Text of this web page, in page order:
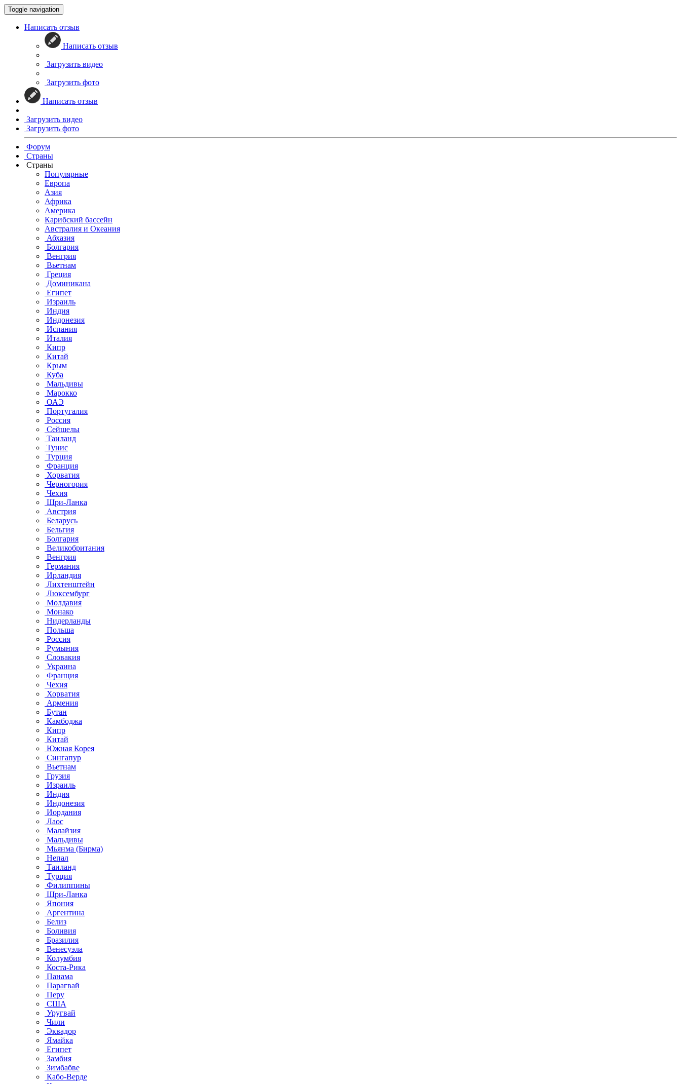
Toggle navigation
Написать отзыв
Написать отзыв
Загрузить видео
Загрузить фото
Написать отзыв
Загрузить видео
Загрузить фото
Форум
Страны
Страны
Популярные
Европа
Азия
Африка
Америка
Карибский бассейн
Австралия и Океания
Абхазия
Болгария
Венгрия
Вьетнам
Греция
Доминикана
Египет
Израиль
Индия
Индонезия
Испания
Италия
Кипр
Китай
Крым
Куба
Мальдивы
Марокко
ОАЭ
Португалия
Россия
Сейшелы
Таиланд
Тунис
Турция
Франция
Хорватия
Черногория
Чехия
Шри-Ланка
Австрия
Беларусь
Бельгия
Болгария
Великобритания
Венгрия
Германия
Ирландия
Лихтенштейн
Люксембург
Молдавия
Монако
Нидерланды
Польша
Россия
Румыния
Словакия
Украина
Франция
Чехия
Хорватия
Армения
Бутан
Камбоджа
Кипр
Китай
Южная Корея
Сингапур
Вьетнам
Грузия
Израиль
Индия
Индонезия
Иордания
Лаос
Малайзия
Мальдивы
Мьянма (Бирма)
Непал
Таиланд
Турция
Филиппины
Шри-Ланка
Япония
Аргентина
Белиз
Боливия
Бразилия
Венесуэла
Колумбия
Коста-Рика
Панама
Парагвай
Перу
США
Уругвай
Чили
Эквадор
Ямайка
Египет
Замбия
Зимбабве
Кабо-Верде